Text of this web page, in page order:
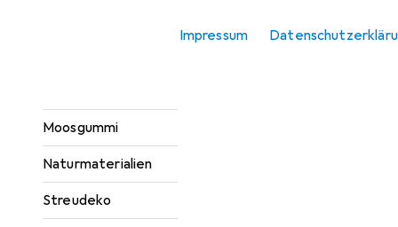
Impressum
Moosgummi
Naturmaterialien
Streudeko